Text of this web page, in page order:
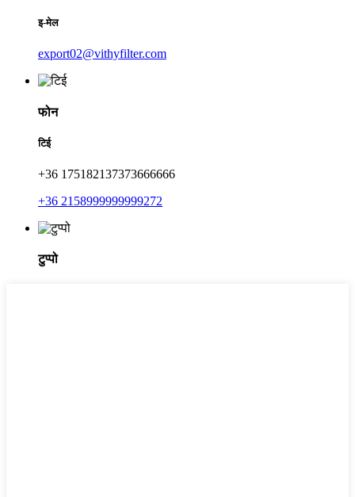
इ-मेल
export02@vithyfilter.com
फोन
टिई
+36 175182137373666666
+36 2158999999999272
टुप्पो